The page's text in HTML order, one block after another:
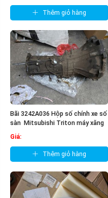
Thêm giỏ hàng
Bãi 3242A036 Hộp số chính xe số
sàn Mitsubishi Triton máy xăng
Giá:
Thêm giỏ hàng